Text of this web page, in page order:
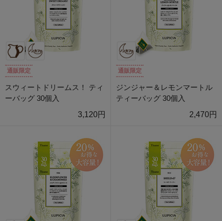
通販限定
スウィートドリームス！ ティ
ーバッグ 30個入
3,120円
通販限定
ジンジャー＆レモンマートル
ティーバッグ 30個入
2,470円